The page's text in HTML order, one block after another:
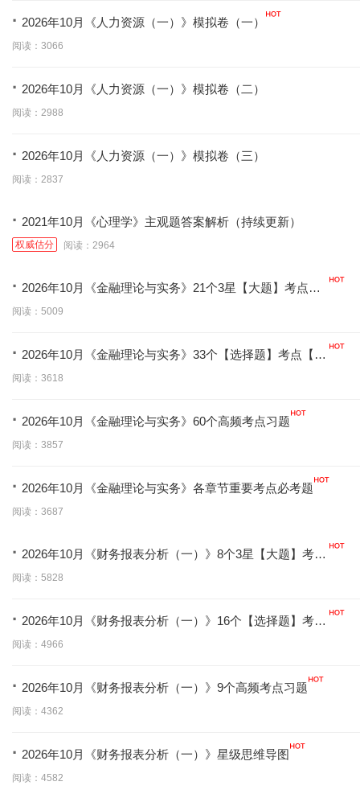
· 2026年10月《人力资源（一）》模拟卷（一）
阅读：3066
· 2026年10月《人力资源（一）》模拟卷（二）
阅读：2988
· 2026年10月《人力资源（一）》模拟卷（三）
阅读：2837
· 2021年10月《心理学》主观题答案解析（持续更新）
权威估分 阅读：2964
· 2026年10月《金融理论与实务》21个3星【大题】考点
【拿分必背】
阅读：5009
· 2026年10月《金融理论与实务》33个【选择题】考点【拿
分必学】
阅读：3618
· 2026年10月《金融理论与实务》60个高频考点习题
阅读：3857
· 2026年10月《金融理论与实务》各章节重要考点必考题
阅读：3687
· 2026年10月《财务报表分析（一）》8个3星【大题】考点
【拿分必背】
阅读：5828
· 2026年10月《财务报表分析（一）》16个【选择题】考点
【拿分必学】
阅读：4966
· 2026年10月《财务报表分析（一）》9个高频考点习题
阅读：4362
· 2026年10月《财务报表分析（一）》星级思维导图
阅读：4582